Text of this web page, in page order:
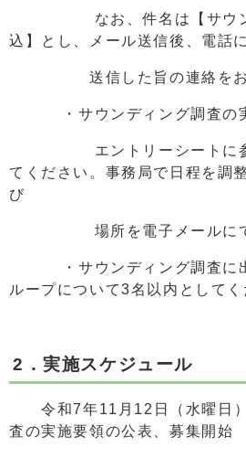
なお、件名は【サウンデ
込】とし、メール送信後、電話
送信した旨の連絡をお願
・サウンディング調査の実
エントリーシートに参加
てください。事務局で日程を調
び
場所を電子メールにて連
・サウンディング調査に出
ループについて3名以内としてく
2．実施スケジュール
令和7年11月12日（水曜日
査の実施要領の公表、募集開始